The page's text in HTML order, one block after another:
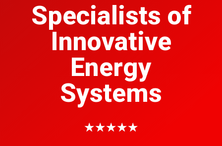
Specialists of
Innovative
Energy
Systems
★★★★★